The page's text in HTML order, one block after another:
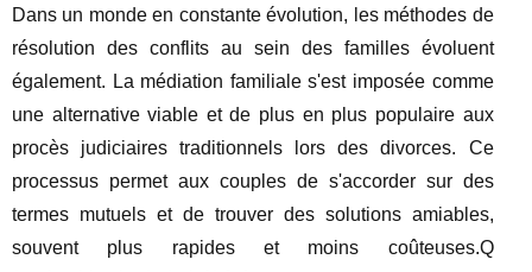
Dans un monde en constante évolution, les méthodes de
résolution des conflits au sein des familles évoluent
également. La médiation familiale s'est imposée comme
une alternative viable et de plus en plus populaire aux
procès judiciaires traditionnels lors des divorces. Ce
processus permet aux couples de s'accorder sur des
termes mutuels et de trouver des solutions amiables,
souvent plus rapides et moins coûteuses.Q